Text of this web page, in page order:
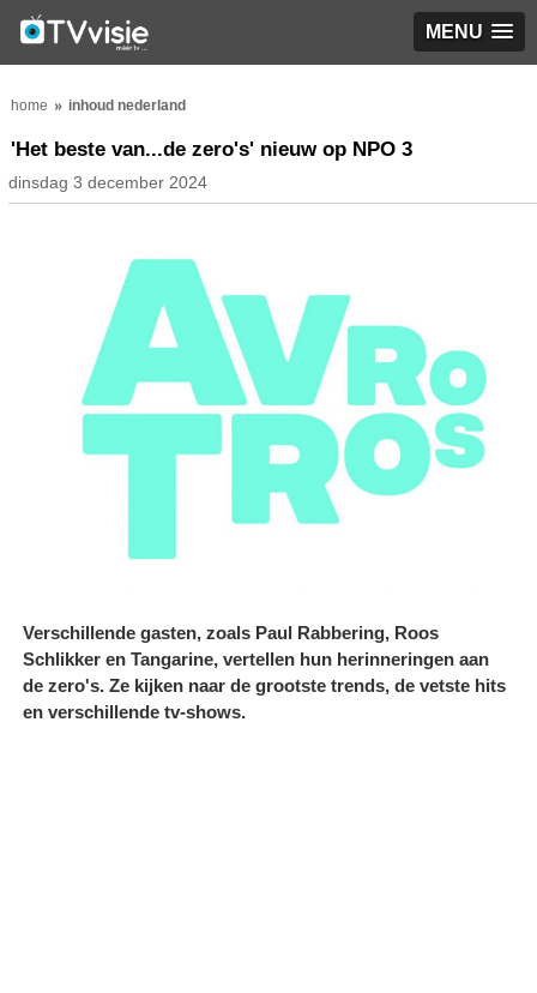
MENU
home inhoud nederland
'Het beste van...de zero's' nieuw op NPO 3
dinsdag 3 december 2024
Verschillende gasten, zoals Paul Rabbering, Roos
Schlikker en Tangarine, vertellen hun herinneringen aan
de zero's. Ze kijken naar de grootste trends, de vetste hits
en verschillende tv-shows.